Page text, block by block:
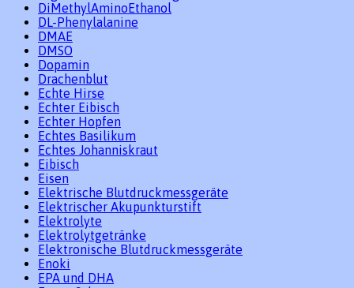
DiMethylAminoEthanol
DL-Phenylalanine
DMAE
DMSO
Dopamin
Drachenblut
Echte Hirse
Echter Eibisch
Echter Hopfen
Echtes Basilikum
Echtes Johanniskraut
Eibisch
Eisen
Elektrische Blutdruckmessgeräte
Elektrischer Akupunkturstift
Elektrolyte
Elektrolytgetränke
Elektronische Blutdruckmessgeräte
Enoki
EPA und DHA